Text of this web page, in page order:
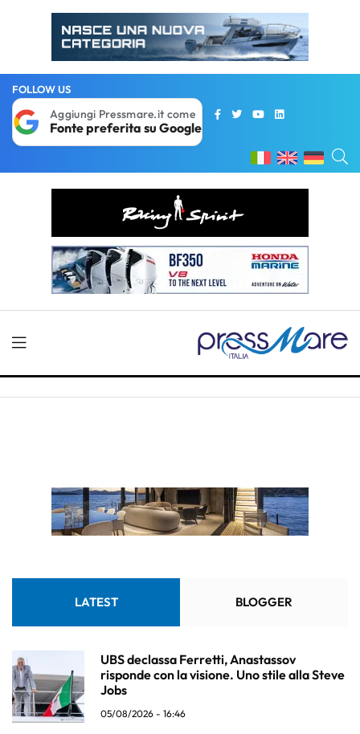
FOLLOW US
Aggiungi Pressmare.it come
Fonte preferita su Google
LATEST BLOGGER
UBS declassa Ferretti, Anastassov
risponde con la visione. Uno stile alla Steve
Jobs
05/08/2026 - 16:46